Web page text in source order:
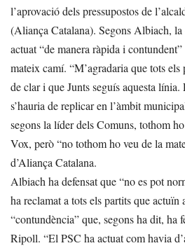
l’aprovació dels pressupostos de
(Aliança Catalana). Segons Albiach,
actuat “de manera ràpida i
mateix camí. “M’agradaria que tots
de clar i que Junts seguís aquesta
s’hauria de replicar en l’àmbit
segons la líder dels Comuns, tothom
Vox, però “no tothom ho veu de la
d’Aliança Catalana.
Albiach ha defensat que “no es pot
ha reclamat a tots els partits que actuïn
“contundència” que, segons ha dit, ha
Ripoll. “El PSC ha actuat com havia